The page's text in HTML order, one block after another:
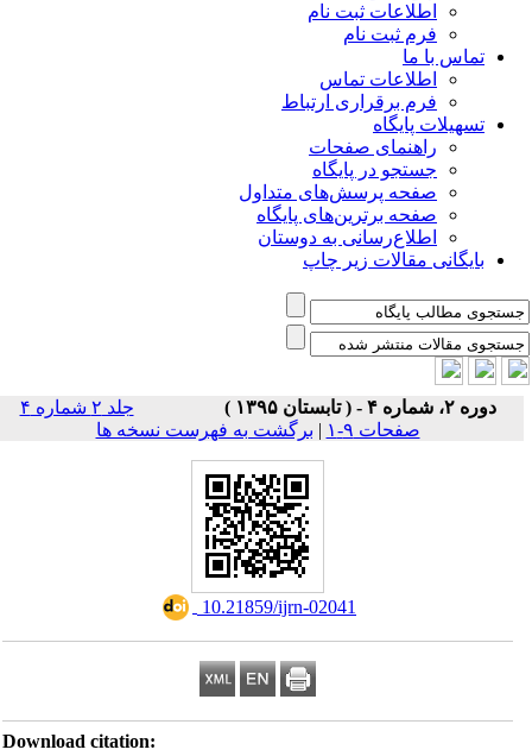
اطلاعات ثبت نام
فرم ثبت نام
تماس با ما
اطلاعات تماس
فرم برقراری ارتباط
تسهیلات پایگاه
راهنمای صفحات
جستجو در پایگاه
صفحه پرسش‌های متداول
صفحه برترین‌های پایگاه
اطلاع‌رسانی به دوستان
بایگانی مقالات زیر چاپ
دوره ۲، شماره ۴ - ( تابستان ۱۳۹۵ )
جلد ۲ شماره ۴
صفحات ۹-۱
| برگشت به فهرست نسخه ها
‎ 10.21859/ijrn-02041
Download citation: